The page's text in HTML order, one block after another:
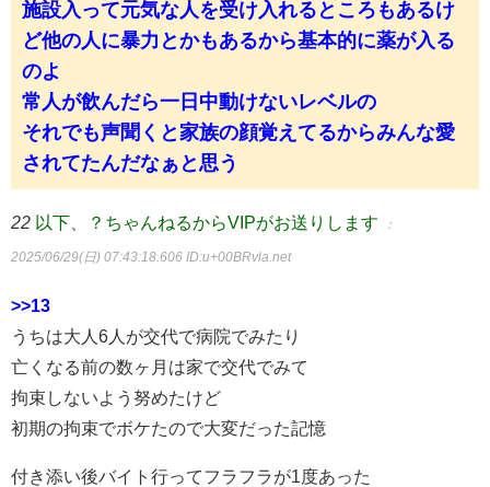
施設入って元気な人を受け入れるところもあるけ
ど他の人に暴力とかもあるから基本的に薬が入る
のよ
常人が飲んだら一日中動けないレベルの
それでも声聞くと家族の顔覚えてるからみんな愛
されてたんだなぁと思う
22 以下、？ちゃんねるからVIPがお送りします ：
2025/06/29(日) 07:43:18.606 ID:u+00BRvla.net
>>13
うちは大人6人が交代で病院でみたり
亡くなる前の数ヶ月は家で交代でみて
拘束しないよう努めたけど
初期の拘束でボケたので大変だった記憶
付き添い後バイト行ってフラフラが1度あった